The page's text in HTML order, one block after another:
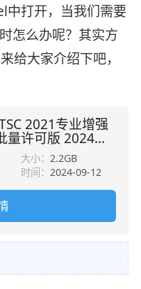
中打开，当我们需要
怎么办呢？其实方
给大家介绍下吧，
2021专业增强
量许可版 2024年
大小： 2.2GB
时间： 2024-09-12